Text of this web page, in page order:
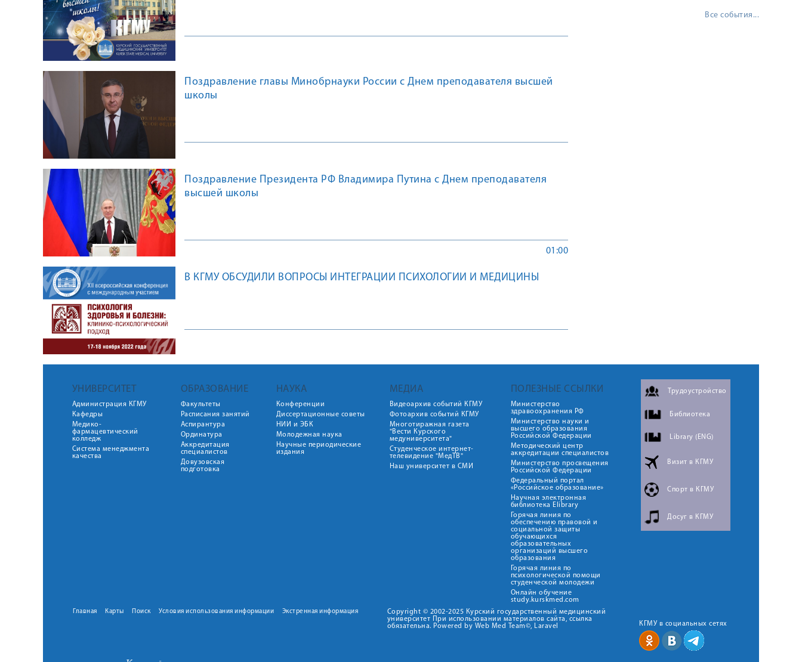
Поздравление главы Минобрнауки России с Днем преподавателя высшей
школы
Поздравление Президента РФ Владимира Путина с Днем преподавателя
высшей школы
01:00
В КГМУ ОБСУДИЛИ ВОПРОСЫ ИНТЕГРАЦИИ ПСИХОЛОГИИ И МЕДИЦИНЫ
Все события...
УНИВЕРСИТЕТ
Администрация КГМУ
Кафедры
Медико-
фармацевтический
колледж
Система менеджмента
качества
ОБРАЗОВАНИЕ
Факультеты
Расписания занятий
Аспирантура
Ординатура
Аккредитация
специалистов
Довузовская
подготовка
НАУКА
Конференции
Диссертационные советы
НИИ и ЭБК
Молодежная наука
Научные периодические
издания
МЕДИА
Видеоархив событий КГМУ
Фотоархив событий КГМУ
Многотиражная газета
"Вести Курского
медуниверситета"
Студенческое интернет-
телевидение "МедТВ"
Наш университет в СМИ
ПОЛЕЗНЫЕ ССЫЛКИ
Министерство
здравоохранения РФ
Министерство науки и
высшего образования
Российской Федерации
Методический центр
аккредитации специалистов
Министерство просвещения
Российской Федерации
Федеральный портал
«Российское образование»
Научная электронная
библиотека Elibrary
Горячая линия по
обеспечению правовой и
социальной защиты
обучающихся
образовательных
организаций высшего
образования
Горячая линия по
психологической помощи
студенческой молодежи
Онлайн обучение
study.kurskmed.com
Трудоустройство
Библиотека
Library (ENG)
Визит в КГМУ
Спорт в КГМУ
Досуг в КГМУ
Главная Карты Поиск Условия использования информации Экстренная информация
Copyright © 2002-2025 Курский государственный медицинский
университет При использовании материалов сайта, ссылка
обязательна. Powered by Web Med Team©, Laravel
КГМУ в социальных сетях